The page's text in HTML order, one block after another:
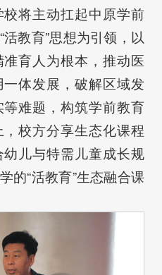
将主动扛起中原学前
教育”思想为引领，以
育人为根本，推动医
体发展，破解区域发
难题，构筑学前教育
校方分享生态化课程
儿与特需儿童成长规
的“活教育”生态融合课